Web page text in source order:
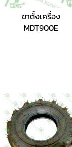
ขาตั้งเครื่อง
MDT900E